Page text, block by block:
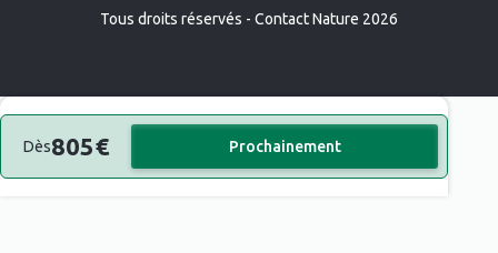
Tous droits réservés - Contact Nature 2026
Dès805€ Prochainement